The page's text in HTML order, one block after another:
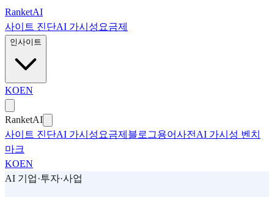
본문으로 건너뛰기
RanketAI
사이트 진단AI 가시성 요금제
인사이트
KOEN
RanketAI
사이트 진단AI 가시성 요금제 블로그용어사전 AI 가시성 벤치
마크
KOEN
AI 기업·투자·사업